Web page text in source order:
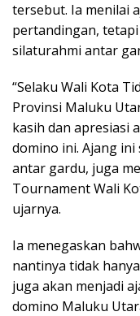
tersebut. Ia menilai
pertandingan,
silaturahmi antar
“Selaku Wali Kota
Provinsi Maluku
kasih dan apresiasi
domino ini. Ajang
antar gardu, juga
Tournament Wali
ujarnya.
Ia menegaskan
nantinya tidak
juga akan menjadi
domino Maluku